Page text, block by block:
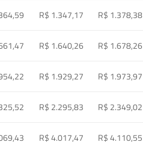
R$ 1.347,17 R$ 1.378,38
R$ 1.640,26 R$ 1.678,26
R$ 1.929,27 R$ 1.973,97
R$ 2.295,83 R$ 2.349,02
R$ 4.017,47 R$ 4.110,55